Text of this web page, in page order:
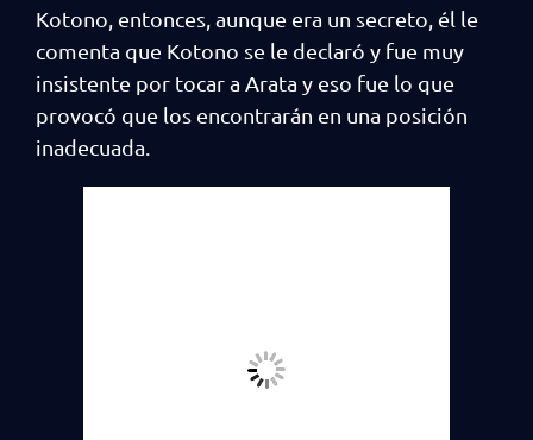
Kotono, entonces, aunque era un secreto, él le
comenta que Kotono se le declaró y fue muy
insistente por tocar a Arata y eso fue lo que
provocó que los encontrarán en una posición
inadecuada.